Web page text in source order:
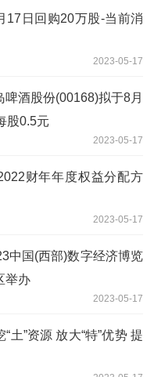
17日回购20万股-当前消
2023-05-17
啤酒股份(00168)拟于8月
股0.5元
2023-05-17
财年年度权益分配方
2023-05-17
中国(西部)数字经济博览
举办
2023-05-17
“土”资源 放大“特”优势 提